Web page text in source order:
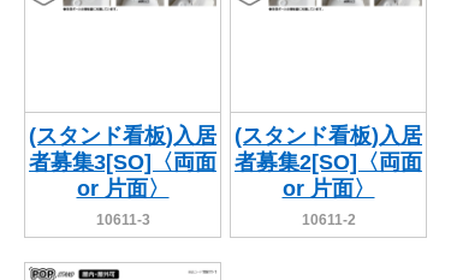
(スタンド看板)入居
者募集3[SO]〈両面
or 片面〉
10611-3
(スタンド看板)入居
者募集2[SO]〈両面
or 片面〉
10611-2